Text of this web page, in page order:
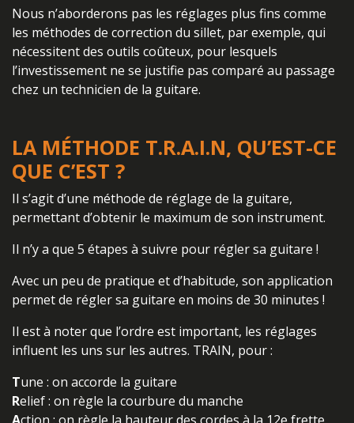
Nous n’aborderons pas les réglages plus fins comme
les méthodes de correction du sillet, par exemple, qui
nécessitent des outils coûteux, pour lesquels
l’investissement ne se justifie pas comparé au passage
chez un technicien de la guitare.
LA MÉTHODE T.R.A.I.N, QU’EST-CE
QUE C’EST ?
Il s’agit d’une méthode de réglage de la guitare,
permettant d’obtenir le maximum de son instrument.
Il n’y a que 5 étapes à suivre pour régler sa guitare !
Avec un peu de pratique et d’habitude, son application
permet de régler sa guitare en moins de 30 minutes !
Il est à noter que l’ordre est important, les réglages
influent les uns sur les autres. TRAIN, pour :
Tune : on accorde la guitare
Relief : on règle la courbure du manche